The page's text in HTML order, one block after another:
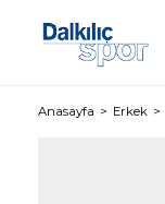
Anasayfa Erkek